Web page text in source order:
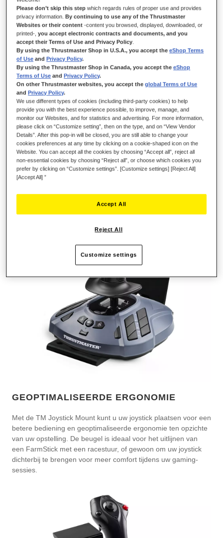
IN WINKELWAGEN
Verlanglijst
Schrijf de eerste review over dit product
Details
GEOPTIMALISEERDE ERGONOMIE
Met de TM Joystick Mount kunt u uw joystick plaatsen voor een
betere bediening en geoptimaliseerde ergonomie ten opzichte
van uw opstelling. De beugel is ideaal voor het uitlijnen van
een FarmStick met een racestuur, of gewoon om uw joystick
dichterbij te brengen voor meer comfort tijdens uw gaming-
sessies.
Please don’t skip this step which regards rules of proper use and provides
privacy information.By continuing to use any of the Thrustmaster
Websites or their content -content you browsed, displayed, downloaded, or
printed-,you accept electronic contracts and documents, and you
accept their Terms of Use and Privacy Policy
By using the Thrustmaster Shop in U.S.A., you accept theeShop Terms
of Use andPrivacy Policy.
By using the Thrustmaster Shop in Canada, you accept theeShop
Terms of Use andPrivacy Policy.
On other Thrustmaster websites, you accept theglobal Terms of Use
andPrivacy Policy.
We use different types of cookies (including third-party cookies) to help
provide you with the best experience possible, to improve, manage, and
monitor our Websites, and for statistics and advertising. For more information,
please click on “Customize setting”, then on the type, and on “View Vendor
Details”. After this pop-in will be closed, you are still able to change your
cookies preferences at any time by clicking on a cookie-shaped icon on the
Website. You can accept all the cookies by choosing “Accept all”, reject all
non-essential cookies by choosing “Reject all”, or choose which cookies you
prefer by clicking on “Customize settings”. [Customize settings] [Reject All]
[Accept All] ”
Reject All
Accept All
Customize settings